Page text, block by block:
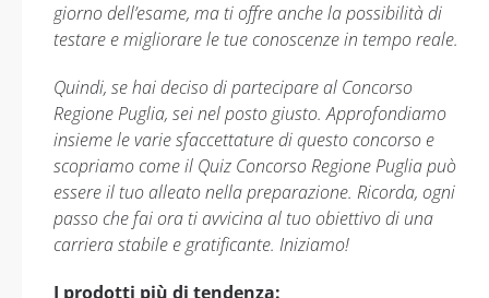
giorno dell’esame, ma ti offre anche la possibilità di
testare e migliorare le tue conoscenze in tempo reale.
Quindi, se hai deciso di partecipare al Concorso
Regione Puglia, sei nel posto giusto. Approfondiamo
insieme le varie sfaccettature di questo concorso e
scopriamo come il Quiz Concorso Regione Puglia può
essere il tuo alleato nella preparazione. Ricorda, ogni
passo che fai ora ti avvicina al tuo obiettivo di una
carriera stabile e gratificante. Iniziamo!
I prodotti più di tendenza: